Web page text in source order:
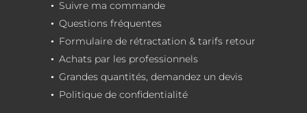
Suivre ma commande
Questions fréquentes
Formulaire de rétractation & tarifs retour
Achats par les professionnels
Grandes quantités, demandez un devis
Politique de confidentialité